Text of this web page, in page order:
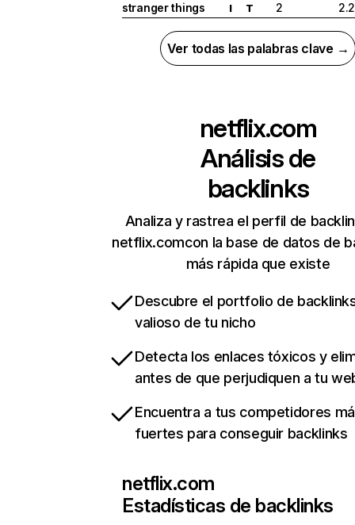
stranger things
I T 2
Ver todas las palabras clave →
netflix.com
Análisis de
backlinks
Analiza y rastrea el perfil de
netflix.comcon la base de datos de
más rápida que existe
Descubre el portfolio de
valioso de tu nicho
Detecta los enlaces tóxicos y
antes de que perjudiquen a tu
Encuentra a tus competidores
fuertes para conseguir backlinks
netflix.com
Estadísticas de backlinks